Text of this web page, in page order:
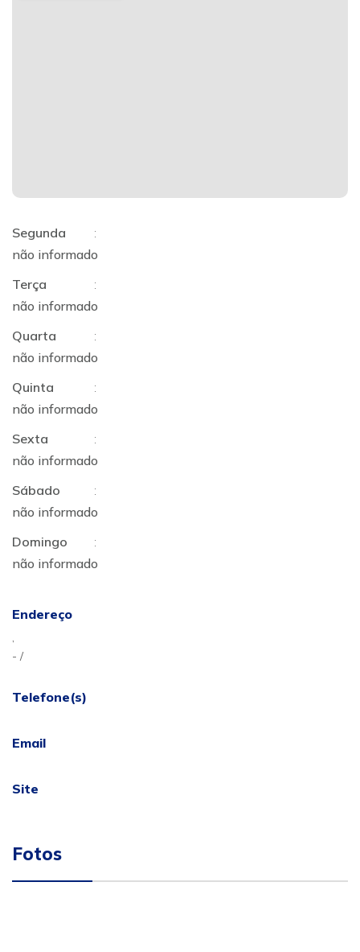
Segunda
:
não informado
Terça
:
não informado
Quarta
:
não informado
Quinta
:
não informado
Sexta
:
não informado
Sábado
:
não informado
Domingo
:
não informado
Endereço
,
- /
Telefone(s)
Email
Site
Fotos